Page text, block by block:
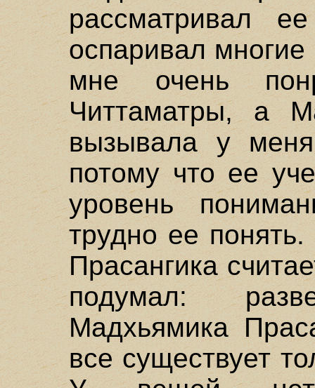
рассматривал
оспаривал
мне очень
Читтаматры, а
вызывала у
потому что ее
уровень
трудно ее
Прасангика
подумал:
Мадхьямика
все существует